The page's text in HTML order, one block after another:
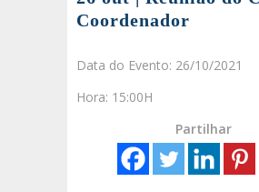
Coordenador
Data do Evento: 26/10/2021
Hora: 15:00H
Partilhar